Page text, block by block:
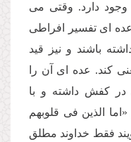
دارد. وقتى مى
اى تفسیر افراطى
باشند و نیز قید
كند. عده اى آن را
كفش داشته و با
الذین فى قلوبهم
فقط خداوند مطلق